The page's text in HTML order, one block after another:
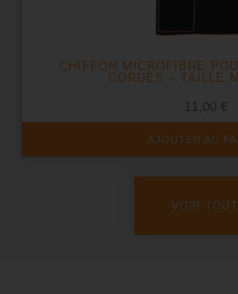
CHIFFON MICROFIBRE
CORDES – TAILLE
11,00 €
AJOUTER AU
VOIR TOUT